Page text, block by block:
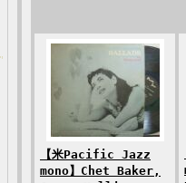
【米Pacific Jazz
mono】Chet Baker,